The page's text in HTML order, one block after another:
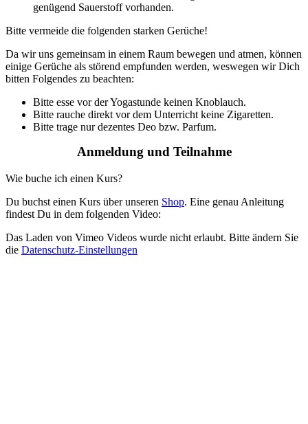
genügend Sauerstoff vorhanden.
Bitte vermeide die folgenden starken Gerüche!
Da wir uns gemeinsam in einem Raum bewegen und atmen, können
einige Gerüche als störend empfunden werden, weswegen wir Dich
bitten Folgendes zu beachten:
Bitte esse vor der Yogastunde keinen Knoblauch.
Bitte rauche direkt vor dem Unterricht keine Zigaretten.
Bitte trage nur dezentes Deo bzw. Parfum.
Anmeldung und Teilnahme
Wie buche ich einen Kurs?
Du buchst einen Kurs über unseren Shop. Eine genau Anleitung
findest Du in dem folgenden Video:
Das Laden von Vimeo Videos wurde nicht erlaubt. Bitte ändern Sie
die Datenschutz-Einstellungen